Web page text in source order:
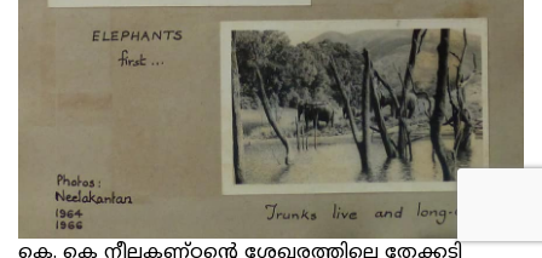
കെ. കെ നീലകണ്ഠന്റെ ശേഖരത്തിലെ തേക്കടി